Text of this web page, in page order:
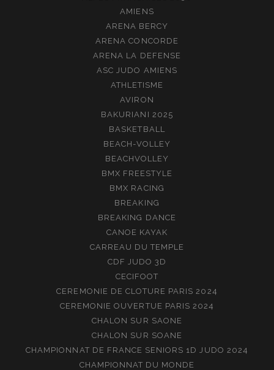
AMIENS
ARENA BERCY
ARENA CONCORDE
ARENA LA DEFENSE
ASC JUDO AMIENS
ATHLETISME
AVIRON
BAKURIANI 2025
BASKETBALL
BEACH-VOLLEY
BEACHVOLLEY
BMX FREESTYLE
BMX RACING
BREAKING
BREAKING DANCE
CANOE KAYAK
CARREAU DU TEMPLE
CDF JUDO 3D
CECIFOOT
CEREMONIE DE CLOTURE PARIS 2024
CEREMONIE OUVERTUE PARIS 2024
CHALON SUR SAONE
CHALON SUR SOANE
CHAMPIONNAT DE FRANCE SENIORS 1D JUDO 2024
CHAMPIONNAT DU MONDE